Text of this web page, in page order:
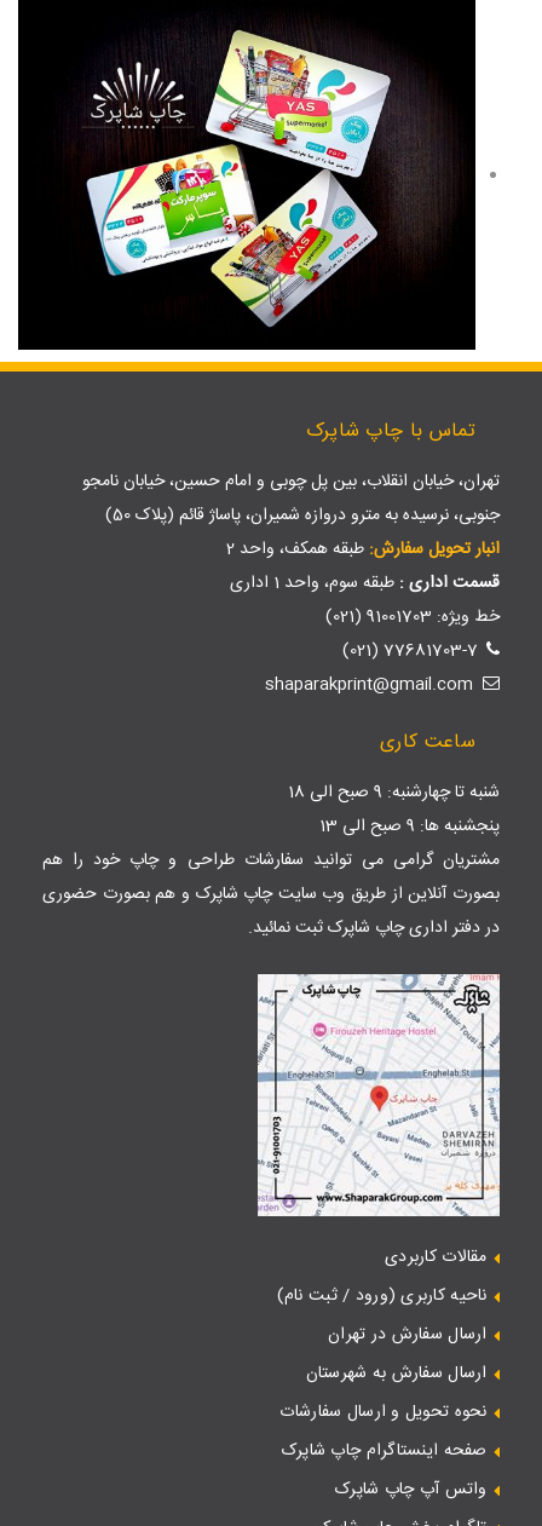
تماس با چاپ شاپرک
تهران، خیابان انقلاب، بین پل چوبی و امام حسین، خیابان نامجو
جنوبی، نرسیده به مترو دروازه شمیران، پاساژ قائم (پلاک 50)
انبار تحویل سفارش: طبقه همکف، واحد 2
قسمت اداری : طبقه سوم، واحد 1 اداری
خط ویژه: 91001703 (021)
77681703-7 (021)
ساعت کاری
شنبه تا چهارشنبه: 9 صبح الی 18
پنجشنبه ها: 9 صبح الی 13
مشتریان گرامی می توانید سفارشات طراحی و چاپ خود را هم
بصورت آنلاین از طریق وب سایتچاپ شاپرک و هم بصورت حضوری
در دفتر اداری چاپ شاپرک ثبت نمائید.
مقالات کاربردی
ناحیه کاربری (ورود / ثبت نام)
ارسال سفارش در تهران
ارسال سفارش به شهرستان
نحوه تحویل و ارسال سفارشات
صفحه اینستاگرام چاپ شاپرک
واتس آپ چاپ شاپرک